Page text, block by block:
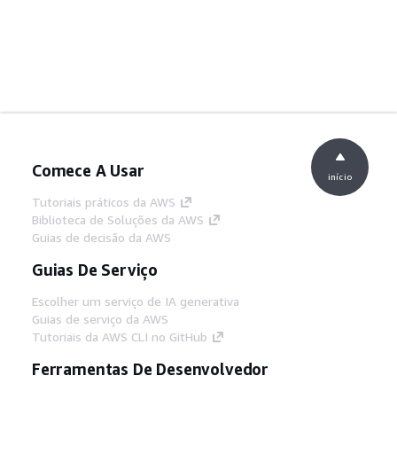
Comece A Usar
Tutoriais práticos da AWS
Biblioteca de Soluções da AWS
Guias de decisão da AWS
Guias De Serviço
Escolher um serviço de IA generativa
Guias de serviço da AWS
Tutoriais da AWS CLI no GitHub
Ferramentas De Desenvolvedor
início